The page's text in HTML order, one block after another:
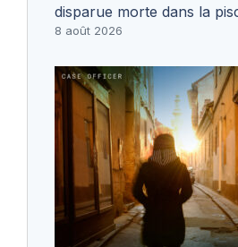
disparue morte dans la
8 août 2026